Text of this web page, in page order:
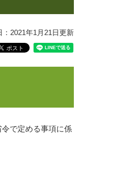
：2021年1月21日更新
で定める事項に係